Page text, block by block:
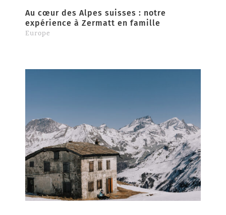
Au cœur des Alpes suisses : notre
expérience à Zermatt en famille
Europe